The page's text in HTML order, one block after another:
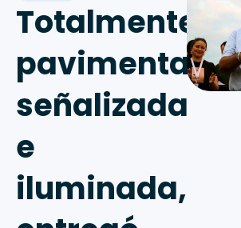
Totalmente
pavimentada,
señalizada
e
iluminada,